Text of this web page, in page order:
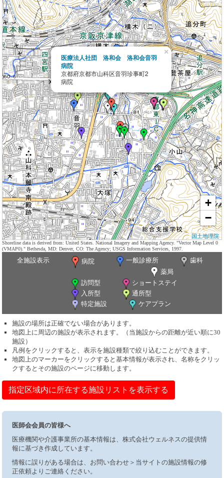
医療法人社団 洛和会 洛和会音羽
病院
京都府京都市山科区音羽珍事町2
病院
×
+
−
国土地理院
Shoreline data is derived from: United States. National Imagery and Mapping Agency. "Vector Map Level 0
(VMAP0)." Bethesda, MD: Denver, CO: The Agency; USGS Information Services, 1997.
全施設表示 病院 一般診療所
歯科
薬局
訪問型
ショートステイ
入所型
通所型
特定施設
ケアプラン
施設の場所は正確でない場合があります。
地図上に周辺の施設が表示されます。（当施設からの距離が近い順に30
施設）
凡例をクリックすると、表示を施設種類で絞り込むことができます。
地図上のマーカーをクリックすると基本情報が表示され、名称をクリッ
クするとその施設のページに移動します。
指定区域内に所在する施設リストを表示する
医師会会員の皆様へ
医療機関や介護事業所の基本情報は、株式会社ウェルネスの提供情
報に基づき作成しています。
情報に誤りがある場合は、お問い合わせ＞当サイトの施設情報の修
正依頼よりご連絡ください。